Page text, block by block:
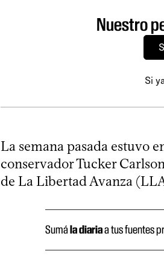
Nuestro
Si
La semana pasada estuvo
conservador Tucker
de La Libertad Avanza
Sumála diariaa tus fuentes